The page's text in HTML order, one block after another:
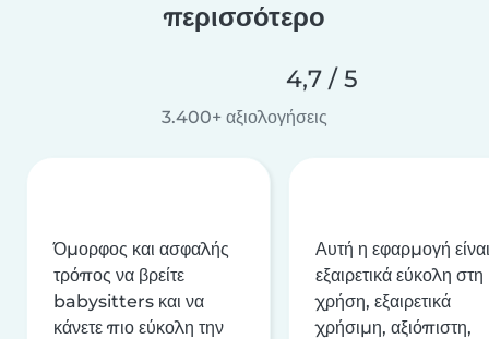
περισσότερο
4,7 / 5
3.400+ αξιολογήσεις
Όμορφος και ασφαλής
τρόπος να βρείτε
babysitters και να
κάνετε πιο εύκολη την
Αυτή η εφαρμογή είναι
εξαιρετικά εύκολη στη
χρήση, εξαιρετικά
χρήσιμη, αξιόπιστη,